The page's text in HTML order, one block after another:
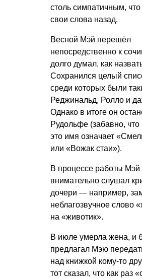
столь симпатичным, что
свои слова назад.
Весной Мэй перешёл
непосредственно к
долго думал, как
Сохранился целый
среди которых были
Реджинальд, Ролло и
Однако в итоге он
Рудольфе (забавно,
это имя означает
или «Вожак стаи»).
В процессе работы Мэй
внимательно слушал
дочери — например,
неблагозвучное слово
на «животик».
В июле умерла жена, и
предлагал Мэю
над книжкой кому-то
тот сказал, что как раз